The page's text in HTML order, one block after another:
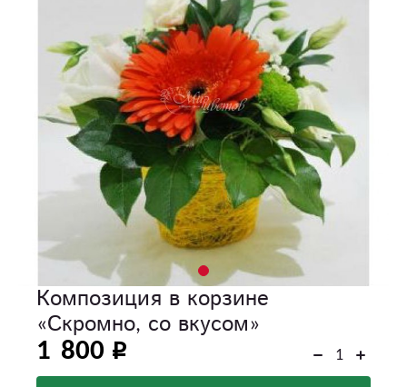
Композиция в корзине
«Скромно, со вкусом»
1 800